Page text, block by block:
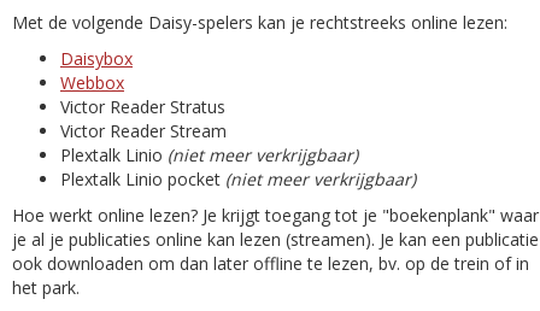
Met de volgende Daisy-spelers kan je rechtstreeks online lezen:
Daisybox
Webbox
Victor Reader Stratus
Victor Reader Stream
Plextalk Linio (niet meer verkrijgbaar)
Plextalk Linio pocket (niet meer verkrijgbaar)
Hoe werkt online lezen? Je krijgt toegang tot je "boekenplank" waar
je al je publicaties online kan lezen (streamen). Je kan een publicatie
ook downloaden om dan later offline te lezen, bv. op de trein of in
het park.